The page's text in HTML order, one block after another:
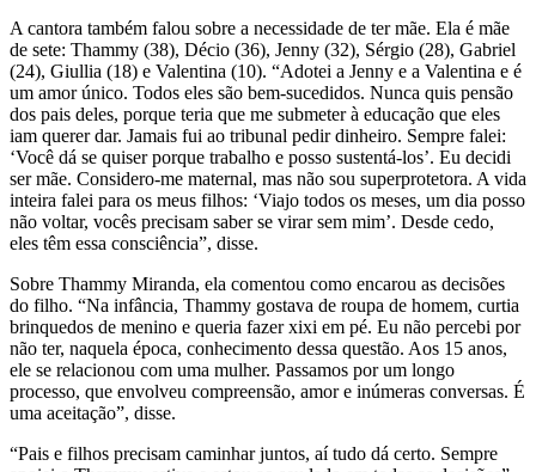
A cantora também falou sobre a necessidade de ter mãe. Ela é mãe
de sete: Thammy (38), Décio (36), Jenny (32), Sérgio (28), Gabriel
(24), Giullia (18) e Valentina (10). “Adotei a Jenny e a Valentina e é
um amor único. Todos eles são bem-sucedidos. Nunca quis pensão
dos pais deles, porque teria que me submeter à educação que eles
iam querer dar. Jamais fui ao tribunal pedir dinheiro. Sempre falei:
‘Você dá se quiser porque trabalho e posso sustentá-los’. Eu decidi
ser mãe. Considero-me maternal, mas não sou superprotetora. A vida
inteira falei para os meus filhos: ‘Viajo todos os meses, um dia posso
não voltar, vocês precisam saber se virar sem mim’. Desde cedo,
eles têm essa consciência”, disse.
Sobre Thammy Miranda, ela comentou como encarou as decisões
do filho. “Na infância, Thammy gostava de roupa de homem, curtia
brinquedos de menino e queria fazer xixi em pé. Eu não percebi por
não ter, naquela época, conhecimento dessa questão. Aos 15 anos,
ele se relacionou com uma mulher. Passamos por um longo
processo, que envolveu compreensão, amor e inúmeras conversas. É
uma aceitação”, disse.
“Pais e filhos precisam caminhar juntos, aí tudo dá certo. Sempre